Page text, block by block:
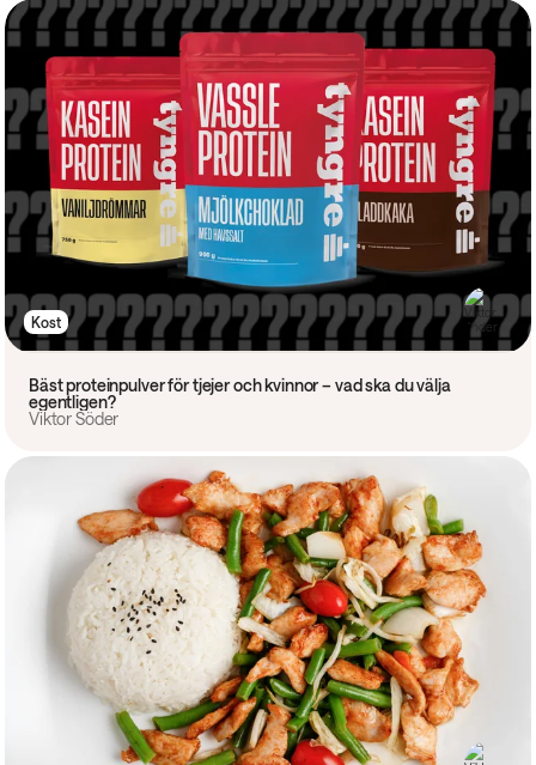
Kost
Bäst proteinpulver för tjejer och kvinnor – vad ska du välja
egentligen?
Viktor Söder